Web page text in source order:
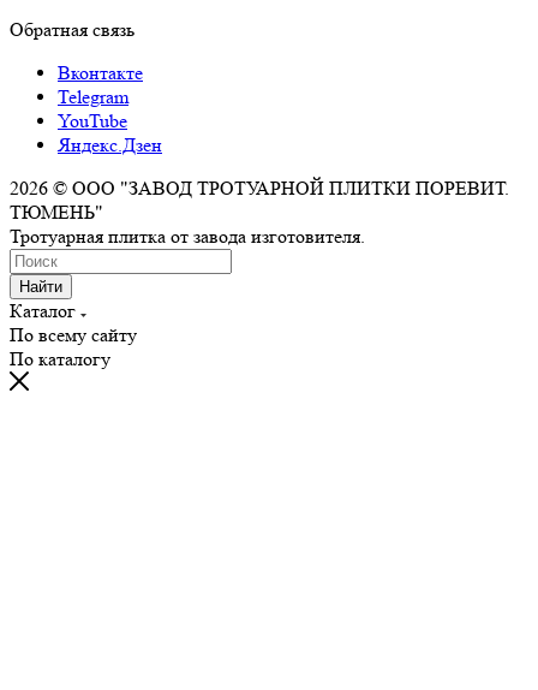
Обратная связь
Вконтакте
Telegram
YouTube
Яндекс.Дзен
2026 © ООО "ЗАВОД ТРОТУАРНОЙ ПЛИТКИ ПОРЕВИТ.
ТЮМЕНЬ"
Тротуарная плитка от завода изготовителя.
Найти
Каталог
По всему сайту
По каталогу